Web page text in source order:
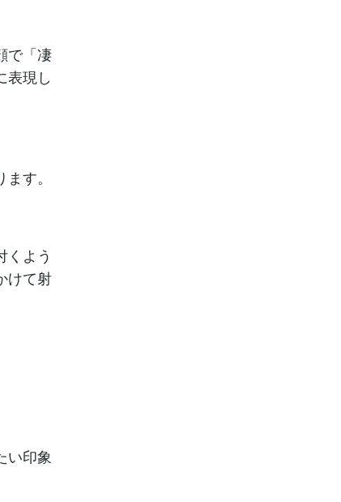
で「凄
表現し
す。
くよう
けて射
い印象